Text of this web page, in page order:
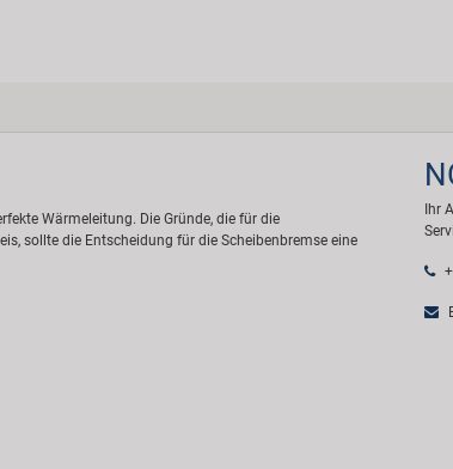
Wärmeleitung. Die Gründe, die für die
sollte die Entscheidung für die Scheibenbremse eine
Ihr